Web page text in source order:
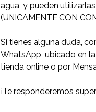
agua, y pueden
(UNICAMENTE CON
Si tienes alguna duda,
WhatsApp, ubicado en
tienda online o por
¡Te responderemos